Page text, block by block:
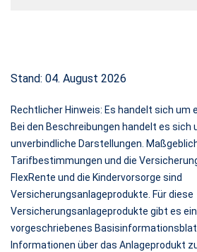
Stand: 04. August 2026
Rechtlicher Hinweis: Es handelt sich um
Bei den Beschreibungen handelt es sich
unverbindliche Darstellungen.
Tarifbestimmungen und die
FlexRente und die Kindervorsorge sind
Versicherungsanlageprodukte. Für diese
Versicherungsanlageprodukte gibt es
vorgeschriebenes
Informationen über das Anlageprodukt